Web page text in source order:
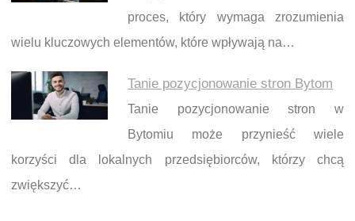
proces, który wymaga zrozumienia
wielu kluczowych elementów, które wpływają na…
Tanie pozycjonowanie stron Bytom
Tanie pozycjonowanie stron w
Bytomiu może przynieść wiele
korzyści dla lokalnych przedsiębiorców, którzy chcą
zwiększyć…